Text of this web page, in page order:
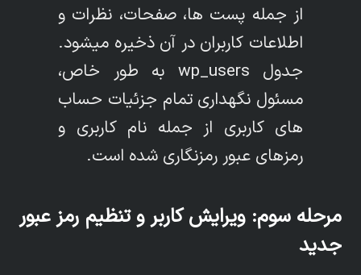
از جمله پست ها، صفحات، نظرات و
اطلاعات کاربران در آن ذخیره میشود.
جدول wp_users به طور خاص،
مسئول نگهداری تمام جزئیات حساب
های کاربری از جمله نام کاربری و
رمزهای عبور رمزنگاری شده است.
مرحله سوم: ویرایش کاربر و تنظیم رمز عبور
جدید